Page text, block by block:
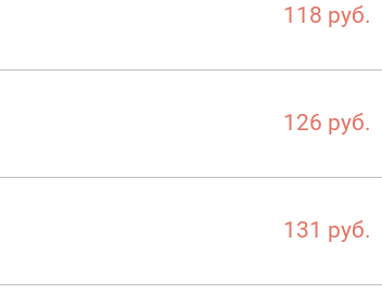
118 руб.
126 руб.
131 руб.